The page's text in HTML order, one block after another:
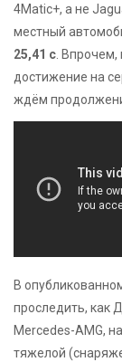
4Matic+, а не
местный
25,41 с .
достижение на
ждём
В
проследить, как
Mercedes-AMG,
тяжелой